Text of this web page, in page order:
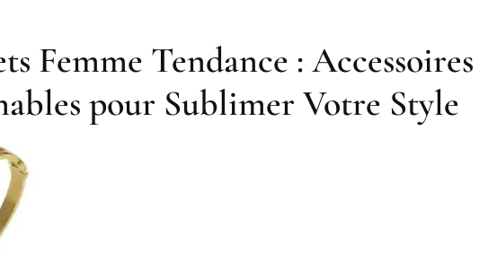
Femme Tendance : Accessoires
pour Sublimer Votre Style